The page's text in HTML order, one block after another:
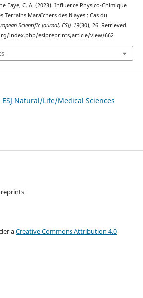
Faye, C. A. (2023). Influence Physico-Chimique
Terrains Maraîchers des Niayes : Cas du
Scientific Journal, ESJ), 19(30), 26. Retrieved
index.php/esipreprints/article/view/662
ESJ Natural/Life/Medical Sciences
aCreative Commons Attribution 4.0